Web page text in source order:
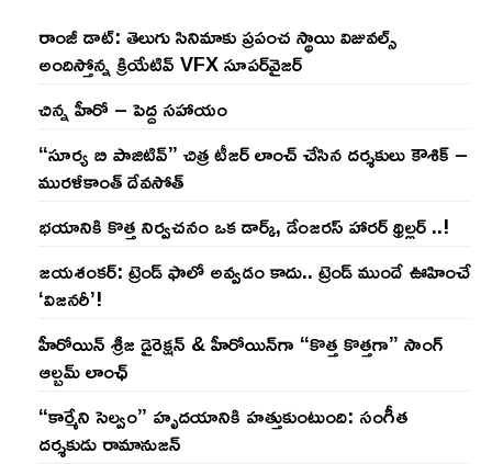
రాంజీ డాట్: తెలుగు సినిమాకు ప్రపంచ స్థాయి విజువల్స్
అందిస్తోన్న క్రియేటివ్ VFX సూపర్‌వైజర్
చిన్న హీరో – పెద్ద సహాయం
“సూర్య బి పాజిటివ్” చిత్ర టీజర్ లాంచ్ చేసిన‌ దర్శకులు కౌశిక్ –
మురళీకాంత్ దేవసోత్
భయానికి కొత్త నిర్వచనం ఒక డార్క్, డేంజరస్ హారర్ థ్రిల్లర్ ..!
జయశంకర్: ట్రెండ్‌ ఫాలో అవ్వడం కాదు.. ట్రెండ్‌ ముందే ఊహించే
‘విజనరీ’!
హీరోయిన్ శ్రీజ డైరెక్ష‌న్ & హీరోయిన్‌గా “కొత్త కొత్తగా” సాంగ్
ఆల్బమ్ లాంఛ్
“కార్మేని సెల్వం” హృదయానికి హత్తుకుంటుంది: సంగీత
దర్శకుడు రామానుజన్